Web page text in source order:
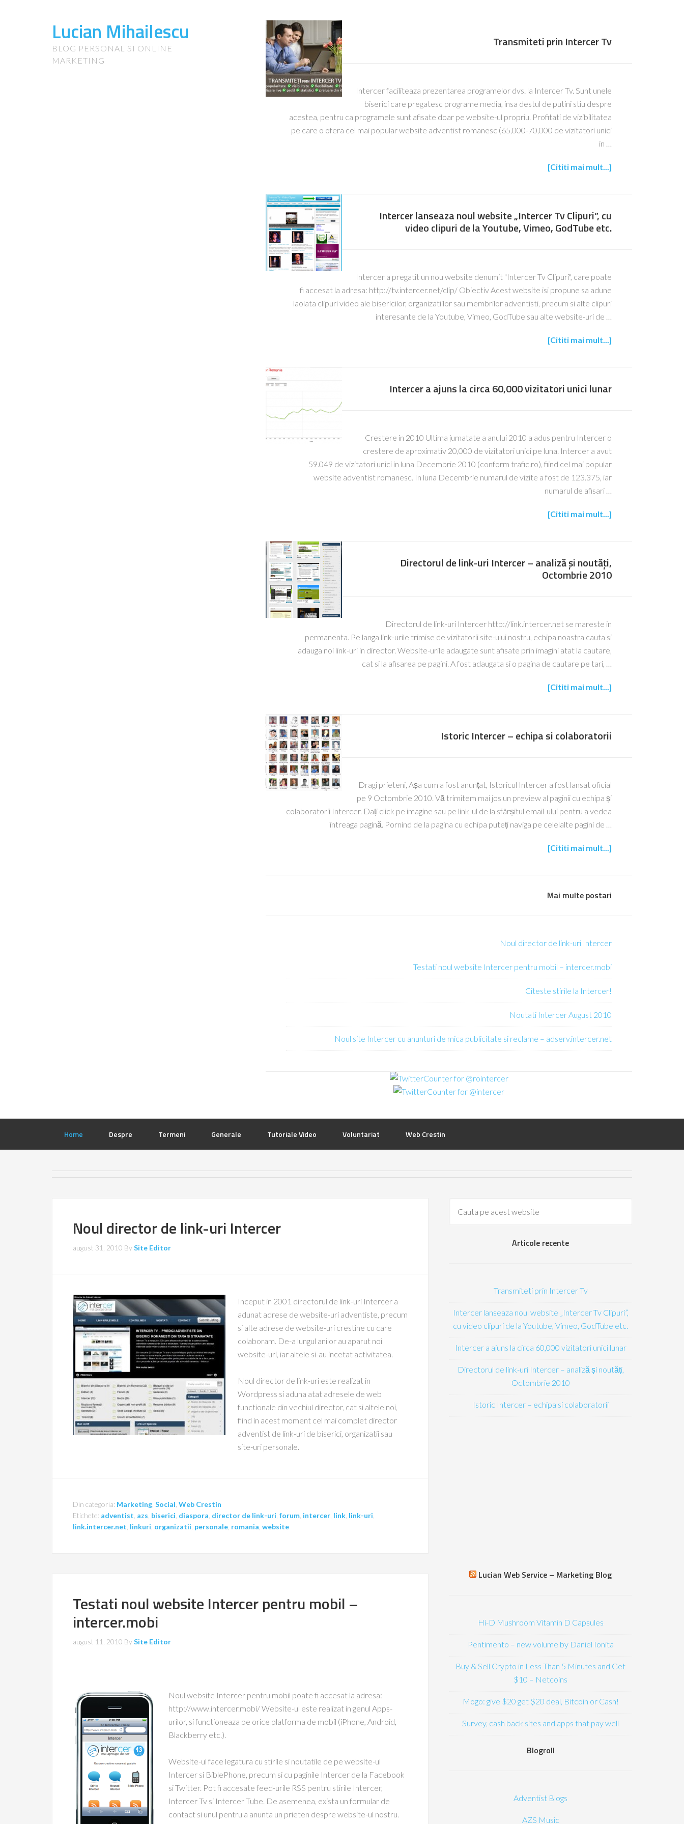
Lucian Mihailescu
BLOG PERSONAL SI ONLINE
MARKETING
Transmiteti prin Intercer Tv
Intercer faciliteaza prezentarea programelor dvs. la Intercer Tv. Sunt unele
biserici care pregatesc programe media, insa destul de putini stiu despre
acestea, pentru ca programele sunt afisate doar pe website-ul propriu. Profitati de vizibilitatea
pe care o ofera cel mai popular website adventist romanesc (65,000-70,000 de vizitatori unici
in …
[Cititi mai mult...]
Intercer lanseaza noul website „Intercer Tv Clipuri”, cu
video clipuri de la Youtube, Vimeo, GodTube etc.
Intercer a pregatit un nou website denumit "Intercer Tv Clipuri", care poate
fi accesat la adresa: http://tv.intercer.net/clip/ Obiectiv Acest website isi propune sa adune
laolata clipuri video ale bisericilor, organizatiilor sau membrilor adventisti, precum si alte clipuri
interesante de la Youtube, Vimeo, GodTube sau alte website-uri de …
[Cititi mai mult...]
Intercer a ajuns la circa 60,000 vizitatori unici lunar
Crestere in 2010 Ultima jumatate a anului 2010 a adus pentru Intercer o
crestere de aproximativ 20,000 de vizitatori unici pe luna. Intercer a avut
59.049 de vizitatori unici in luna Decembrie 2010 (conform trafic.ro), fiind cel mai popular
website adventist romanesc. In luna Decembrie numarul de vizite a fost de 123.375, iar
numarul de afisari …
[Cititi mai mult...]
Directorul de link-uri Intercer – analiză și noutăți,
Octombrie 2010
Directorul de link-uri Intercer http://link.intercer.net se mareste in
permanenta. Pe langa link-urile trimise de vizitatorii site-ului nostru, echipa noastra cauta si
adauga noi link-uri in director. Website-urile adaugate sunt afisate prin imagini atat la cautare,
cat si la afisarea pe pagini. A fost adaugata si o pagina de cautare pe tari, …
[Cititi mai mult...]
Istoric Intercer – echipa si colaboratorii
Dragi prieteni, Așa cum a fost anunțat, Istoricul Intercer a fost lansat oficial
pe 9 Octombrie 2010. Vă trimitem mai jos un preview al paginii cu echipa și
colaboratorii Intercer. Dați click pe imagine sau pe link-ul de la sfârșitul email-ului pentru a vedea
întreaga pagină. Pornind de la pagina cu echipa puteți naviga pe celelalte pagini de …
[Cititi mai mult...]
Mai multe postari
Noul director de link-uri Intercer
Testati noul website Intercer pentru mobil – intercer.mobi
Citeste stirile la Intercer!
Noutati Intercer August 2010
Noul site Intercer cu anunturi de mica publicitate si reclame – adserv.intercer.net
Home Despre Termeni Generale Tutoriale Video Voluntariat Web Crestin
Noul director de link-uri Intercer
august 31, 2010 BySite Editor
Inceput in 2001 directorul de link-uri Intercer a
adunat adrese de website-uri adventiste, precum
si alte adrese de website-uri crestine cu care
colaboram. De-a lungul anilor au aparut noi
website-uri, iar altele si-au incetat activitatea.
Noul director de link-uri este realizat in
Wordpress si aduna atat adresele de web
functionale din vechiul director, cat si altele noi,
fiind in acest moment cel mai complet director
adventist de link-uri de biserici, organizatii sau
site-uri personale.
Din categoria: Marketing Social Web Crestin
Etichete: adventist azs biserici diaspora director de link-uri forum intercer link link-uri
link.intercer.net linkuri organizatii personale romania website
Testati noul website Intercer pentru mobil –
intercer.mobi
august 11, 2010 BySite Editor
Noul website Intercer pentru mobil poate fi accesat la adresa:
http://www.intercer.mobi/ Website-ul este realizat in genul Apps-
urilor, si functioneaza pe orice platforma de mobil (iPhone, Android,
Blackberry etc.).
Website-ul face legatura cu stirile si noutatile de pe website-ul
Intercer si BiblePhone, precum si cu paginile Intercer de la Facebook
si Twitter. Pot fi accesate feed-urile RSS pentru stirile Intercer,
Intercer Tv si Intercer Tube. De asemenea, exista un formular de
contact si unul pentru a anunta un prieten despre website-ul nostru.
Articole recente
Transmiteti prin Intercer Tv
Intercer lanseaza noul website „Intercer Tv Clipuri”,
cu video clipuri de la Youtube, Vimeo, GodTube etc.
Intercer a ajuns la circa 60,000 vizitatori unici lunar
Directorul de link-uri Intercer – analiză și noutăți,
Octombrie 2010
Istoric Intercer – echipa si colaboratorii
Lucian Web Service – Marketing Blog
Hi-D Mushroom Vitamin D Capsules
Pentimento – new volume by Daniel Ionita
Buy & Sell Crypto in Less Than 5 Minutes and Get
$10 – Netcoins
Mogo: give $20 get $20 deal, Bitcoin or Cash!
Survey, cash back sites and apps that pay well
Blogroll
Adventist Blogs
AZS Music